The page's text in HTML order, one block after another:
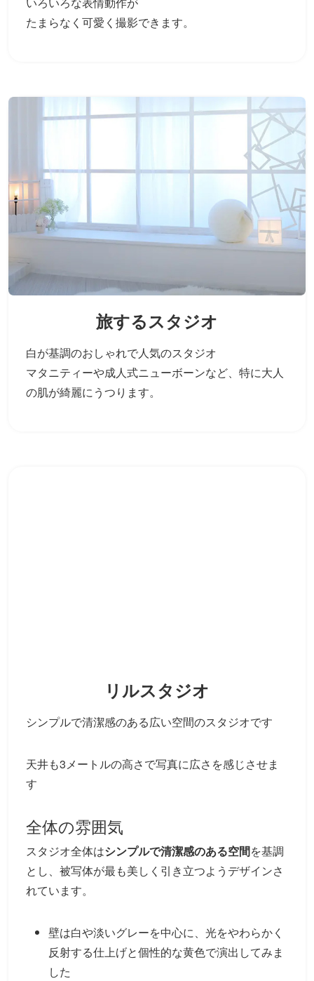
たまらなく可愛く撮影できます。
旅するスタジオ
白が基調のおしゃれで人気のスタジオ
マタニティーや成人式ニューボーンなど、 特に大人
の肌が綺麗にうつります。
リルスタジオ
シンプルで清潔感のある広い空間のスタジオです
天井も3メートルの高さで写真に広さを感じさせま
す
全体の雰囲気
スタジオ全体はシンプルで清潔感のある空間を基調
とし、被写体が最も美しく引き立つようデザインさ
れています。
壁は白や淡いグレーを中心に、光をやわらかく
反射する仕上げと個性的な黄色で演出してみま
した